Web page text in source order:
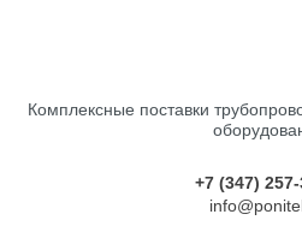
Комплексные поставки
+7 (347)